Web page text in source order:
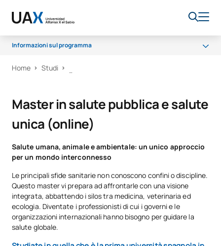
Informazioni sul programma
Cosa imparerai?
Opportunità di carriera
Borse di studio e aiuti finanziari
Home Studi
Master in salute pubblica e salute
unica (online)
Salute umana, animale e ambientale: un unico approccio
per un mondo interconnesso
Le principali sfide sanitarie non conoscono confini o discipline.
Questo master vi prepara ad affrontarle con una visione
integrata, abbattendo i silos tra medicina, veterinaria ed
ecologia. Diventate i professionisti di cui i governi e le
organizzazioni internazionali hanno bisogno per guidare la
salute globale.